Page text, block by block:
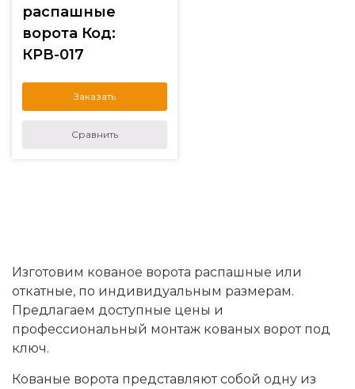
распашные
ворота Код:
КРВ-017
Заказать
Сравнить
Изготовим кованое ворота распашные или
откатные, по индивидуальным размерам.
Предлагаем доступные цены и
профессиональный монтаж кованых ворот под
ключ.
Кованые ворота представляют собой одну из